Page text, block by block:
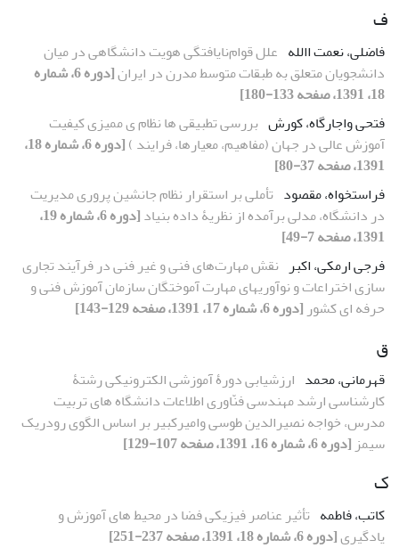
ف
فاضلی، نعمت االله علل قوام‌نایافتگی هویت دانشگاهی در میان
دانشجویان متعلق به طبقات متوسط مدرن در ایران
[دوره 6، شماره
18، 1391، صفحه 133-180]
فتحی واجارگاه، کورش بررسی تطبیقی ها نظام ی ممیزی کیفیت
آموزش عالی در جهان (مفاهیم، معیارها، فرایند )
[دوره 6، شماره 18،
1391، صفحه 37-80]
فراستخواه، مقصود تأملی بر استقرار نظام جانشین پروری مدیریت
در دانشگاه، مدلی برآمده از نظریۀ داده بنیاد
[دوره 6، شماره 19،
1391، صفحه 7-49]
فرجی ارمکی، اکبر نقش مهارت‌های فنی و غیر فنی در فرآیند تجاری
سازی اختراعات و نوآوری‏های مهارت آموختگان سازمان آموزش فنی و
حرفه‏ ای کشور [دوره 6، شماره 17، 1391، صفحه 129-143]
ق
قهرمانی، محمد ارزشیابی دورۀ آموزشی الکترونیکی رشتۀ
کارشناسی ارشد مهندسی فنّاوری اطلاعات دانشگاه‏ های تربیت
مدرس، خواجه نصیرالدین طوسی وامیرکبیر بر اساس الگوی رودریک
سیمز [دوره 6، شماره 16، 1391، صفحه 107-129]
ک
کاتب، فاطمه تأثیر عناصر فیزیکی فضا در محیط‌ های آموزش و
یادگیری[دوره 6، شماره 18، 1391، صفحه 237-251]